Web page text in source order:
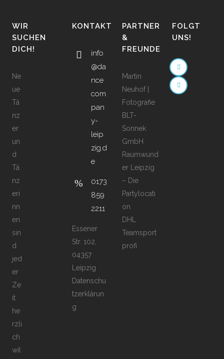
WIR
SUCHEN
DICH!
Ne
ue
Tä
nz
er
un
d
Tä
nz
eri
nn
en
sin
d
jed
er
Ze
it
he
rzli
ch
wil
KONTAKT
info
@da
nce
com
pan
y-
leip
zig.d
e
0173
859
2211
Essener
Str. 102,
04357
Leipzig
Datenschu
tzerklärun
g
PARTNER
&
FREUNDE
Martin
Neuhof |
Fotografie
BLT-
Sonnek
GmbH
Raumwund
er Leipzig
– Die
Partylocati
on
DHL
Teamsport
profi
FOLGT
UNS!